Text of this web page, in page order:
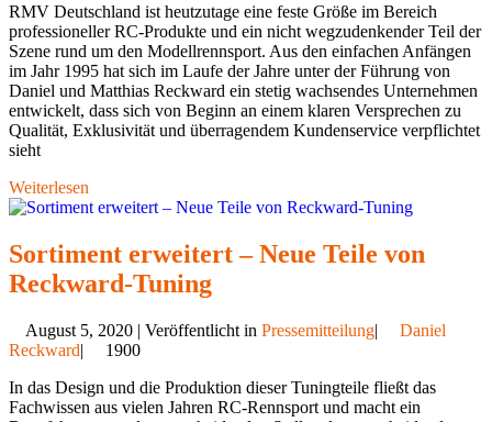
RMV Deutschland ist heutzutage eine feste Größe im Bereich
professioneller RC-Produkte und ein nicht wegzudenkender Teil der
Szene rund um den Modellrennsport. Aus den einfachen Anfängen
im Jahr 1995 hat sich im Laufe der Jahre unter der Führung von
Daniel und Matthias Reckward ein stetig wachsendes Unternehmen
entwickelt, dass sich von Beginn an einem klaren Versprechen zu
Qualität, Exklusivität und überragendem Kundenservice verpflichtet
sieht
Weiterlesen
Sortiment erweitert – Neue Teile von
Reckward-Tuning
August 5, 2020 | Veröffentlicht in Pressemitteilung|
Daniel
Reckward|
1900
In das Design und die Produktion dieser Tuningteile fließt das
Fachwissen aus vielen Jahren RC-Rennsport und macht ein